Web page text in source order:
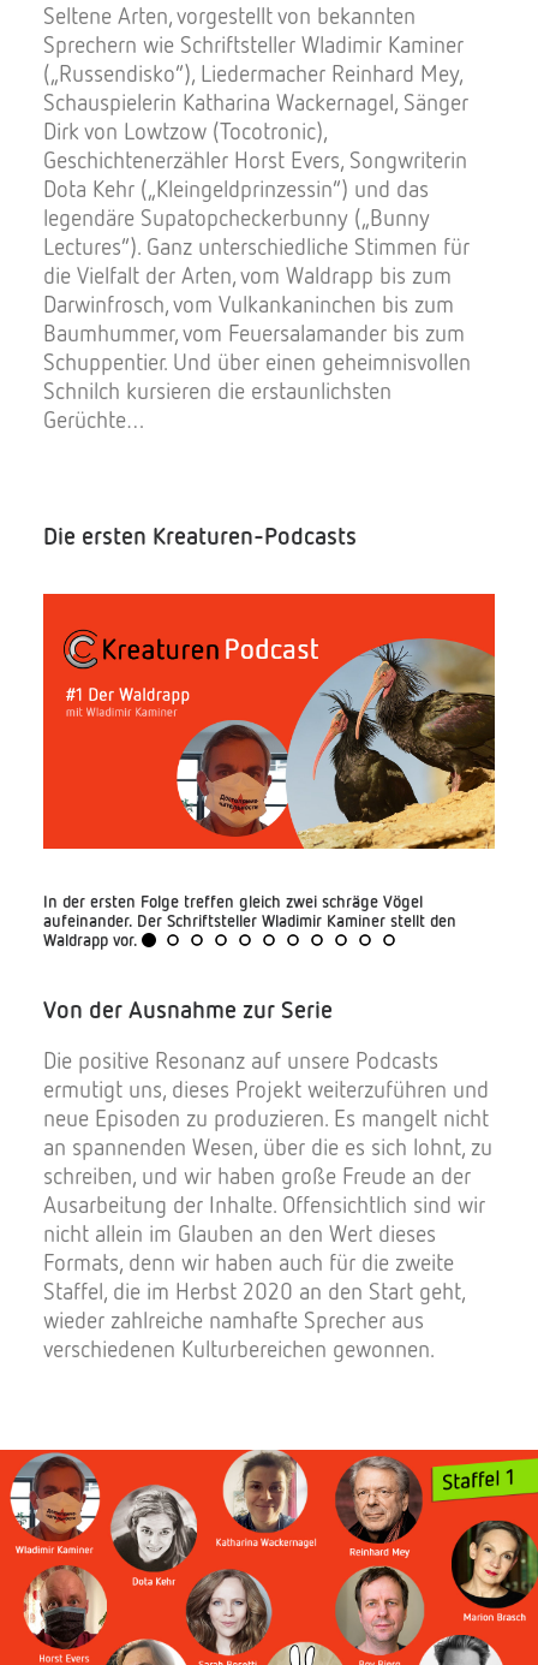
Seltene Arten, vorgestellt von bekannten
Sprechern wie Schriftsteller Wladimir Kaminer
(„Russendisko“), Liedermacher Reinhard Mey,
Schauspielerin Katharina Wackernagel, Sänger
Dirk von Lowtzow (Tocotronic),
Geschichtenerzähler Horst Evers, Songwriterin
Dota Kehr („Kleingeldprinzessin“) und das
legendäre Supatopcheckerbunny („Bunny
Lectures“). Ganz unterschiedliche Stimmen für
die Vielfalt der Arten, vom Waldrapp bis zum
Darwinfrosch, vom Vulkankaninchen bis zum
Baumhummer, vom Feuersalamander bis zum
Schuppentier. Und über einen geheimnisvollen
Schnilch kursieren die erstaunlichsten
Gerüchte…
Die ersten Kreaturen-Podcasts
In der ersten Folge treffen gleich zwei schräge Vögel
aufeinander. Der Schriftsteller Wladimir Kaminer stellt den
Waldrapp vor.
Von der Ausnahme zur Serie
Die positive Resonanz auf unsere Podcasts
ermutigt uns, dieses Projekt weiterzuführen und
neue Episoden zu produzieren. Es mangelt nicht
an spannenden Wesen, über die es sich lohnt, zu
schreiben, und wir haben große Freude an der
Ausarbeitung der Inhalte. Offensichtlich sind wir
nicht allein im Glauben an den Wert dieses
Formats, denn wir haben auch für die zweite
Staffel, die im Herbst 2020 an den Start geht,
wieder zahlreiche namhafte Sprecher aus
verschiedenen Kulturbereichen gewonnen.